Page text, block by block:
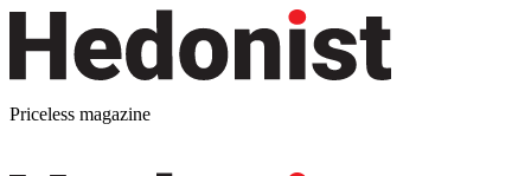
Priceless magazine